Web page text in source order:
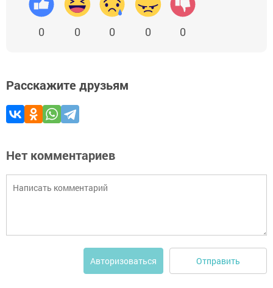
0 0 0 0 0
Расскажите друзьям
Нет комментариев
Авторизоваться Отправить